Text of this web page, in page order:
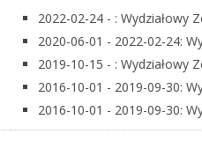
2022-02-24 - : Wydziałowy
2020-06-01 - 2022-02-24:
2019-10-15 - : Wydziałowy
2016-10-01 - 2019-09-30:
2016-10-01 - 2019-09-30: